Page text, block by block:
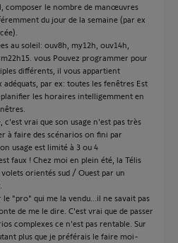
composer le nombre de manœuvres
du jour de la semaine (par ex
au soleil: ouv8h, my12h, ouv14h,
vous Pouvez programmer pour
différents, il vous appartient
par ex: toutes les fenêtres Est
les horaires intelligemment en
c'est vrai que son usage n'est pas très
à faire des scénarios on fini par
usage est limité à 3 ou 4
faux ! Chez moi en plein été, la Télis
orientés sud / Ouest par un
"pro" qui me la vendu...il ne savait pas
de me le dire. C'est vrai que de passer
complexes ce n'est pas rentable. Sur
plus que je préférais le faire moi-